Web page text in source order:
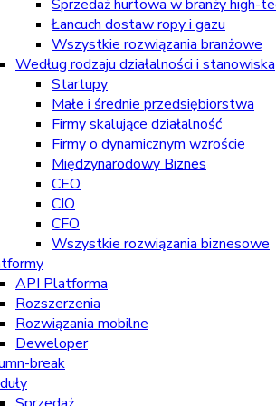
Sprzedaż hurtowa w branży high-
Łancuch dostaw ropy i gazu
Wszystkie rozwiązania branżowe
Według rodzaju działalności i stanowiska
Startupy
Małe i średnie przedsiębiorstwa
Firmy skalujące działalność
Firmy o dynamicznym wzroście
Międzynarodowy Biznes
CEO
CIO
CFO
Wszystkie rozwiązania biznesowe
API Platforma
Rozszerzenia
Rozwiązania mobilne
Deweloper
break